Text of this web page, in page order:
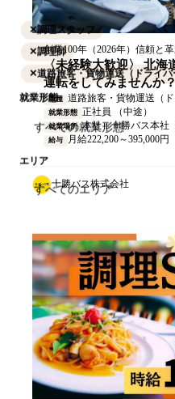
✕調理スタッフ
✕調理師
✕道路旅客・貨物運送（ドライ
就業形態
エリア
創業100年（2026年）信頼と
〈未経験大歓迎〉 北海
運転をしてみませんか
職種 道路旅客・貨物運送（
就業形態 正社員 （中途）
就業場所
給与 月給222,200～395,000円
十勝バス株式会社